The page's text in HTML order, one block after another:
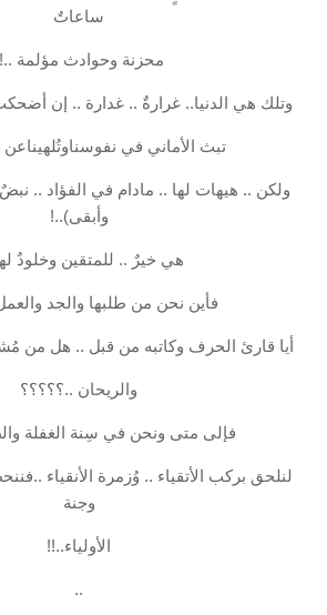
ساعاتٌ
محزنة وحوادث مؤلمة
وتلك هي الدنيا.. غرارةٌ .. غدارة .. إن
تبث الأماني في
ولكن .. هيهات لها .. مادام في الفؤاد .. نبضٌ
وأبقى)..!
هي خيرٌ .. للمتقين وخلودٌ
فأين نحن من طلبها والجد
أيا قارئ الحرف وكاتبه من قبل .. هل من
والريحان ..؟؟؟؟؟‍‍‍‍‍‍‍‍
فإلى متى ونحن في سِنة الغفلة
لنلحق بركب الأتقياء .. وُزمرة الأنقياء
وجنة
الأولياء..!!
..